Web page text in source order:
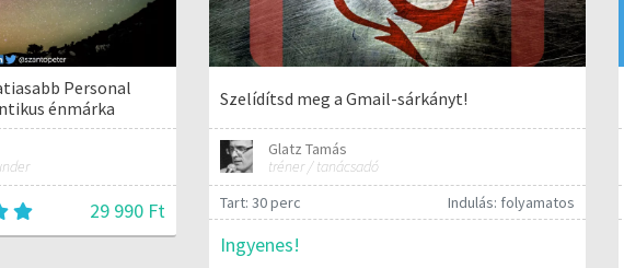
Personal
énmárka
29 990 Ft
Szelídítsd meg a Gmail-sárkányt!
Glatz Tamás
tréner / tanácsadó
Tart: 30 perc
Indulás: folyamatos
Ingyenes!